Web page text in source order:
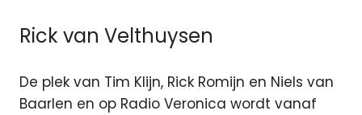
Rick van Velthuysen
De plek van Tim Klijn, Rick Romijn en Niels van
Baarlen en op Radio Veronica wordt vanaf